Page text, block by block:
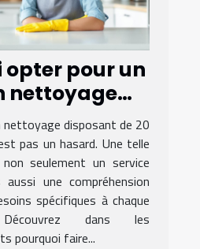
opter pour un
nettoyage
?
nettoyage disposant de 20
pas un hasard. Une telle
seulement un service
aussi une compréhension
spécifiques à chaque
Découvrez dans les
pourquoi faire...